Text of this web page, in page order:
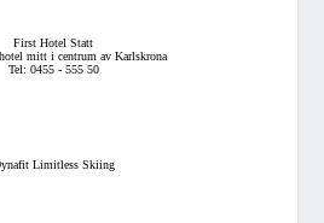
First Hotel Statt
mitt i centrum av Karlskrona
Tel: 0455 - 555 50
Limitless Skiing